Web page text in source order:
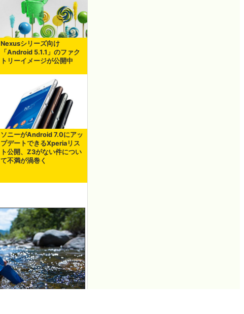
Nexusシリーズ向け
「Android 5.1.1」のファク
トリーイメージが公開中
ソニーがAndroid 7.0にアッ
プデートできるXperiaリス
ト公開、Z3がない件につい
て不満が渦巻く